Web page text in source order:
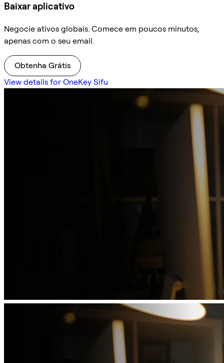
Baixar aplicativo
Negocie ativos globais. Comece em poucos minutos,
apenas com o seu email.
Obtenha Grátis
View details for OneKey Sifu